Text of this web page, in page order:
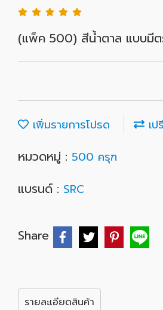
(แพ็ค 500) สีน้ำตาล แบบมีต
เพิ่มรายการโปรด เ
หมวดหมู่ : 500 ครุฑ
แบรนด์ : SRC
Share
รายละเอียดสินค้า